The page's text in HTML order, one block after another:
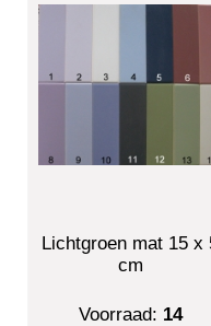
Lichtgroen mat 15 x
cm
Voorraad: 14